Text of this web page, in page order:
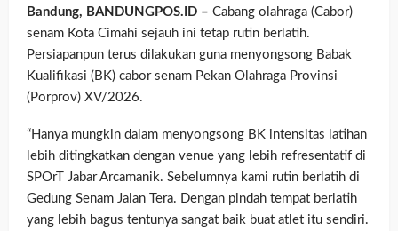
Bandung, BANDUNGPOS.ID – Cabang olahraga (Cabor)
senam Kota Cimahi sejauh ini tetap rutin berlatih.
Persiapanpun terus dilakukan guna menyongsong Babak
Kualifikasi (BK) cabor senam Pekan Olahraga Provinsi
(Porprov) XV/2026.
“Hanya mungkin dalam menyongsong BK intensitas latihan
lebih ditingkatkan dengan venue yang lebih refresentatif di
SPOrT Jabar Arcamanik. Sebelumnya kami rutin berlatih di
Gedung Senam Jalan Tera. Dengan pindah tempat berlatih
yang lebih bagus tentunya sangat baik buat atlet itu sendiri.